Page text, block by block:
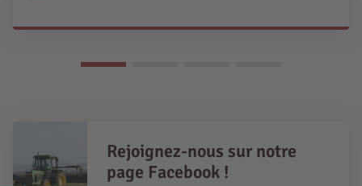
Rejoignez-nous sur notre
page Facebook !